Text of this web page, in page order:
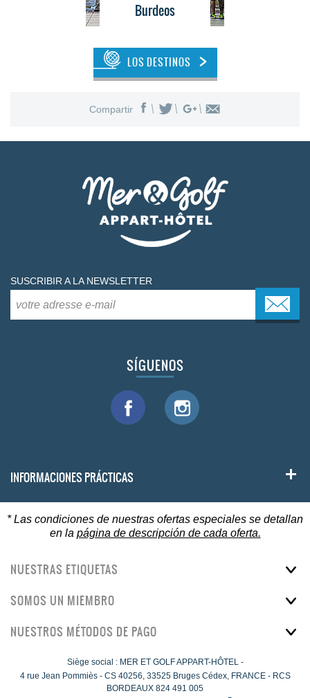
Burdeos
LOS DESTINOS
Compartir
SUSCRIBIR A LA NEWSLETTER
SÍGUENOS
INFORMACIONES PRÁCTICAS
* Las condiciones de nuestras ofertas especiales se detallan
en la página de descripción de cada oferta.
NUESTRAS ETIQUETAS
SOMOS UN MIEMBRO
NUESTROS MÉTODOS DE PAGO
Siège social : MER ET GOLF APPART-HÔTEL -
4 rue Jean Pommiès- CS 40256, 33525 Bruges Cédex, FRANCE - RCS
BORDEAUX 824 491 005